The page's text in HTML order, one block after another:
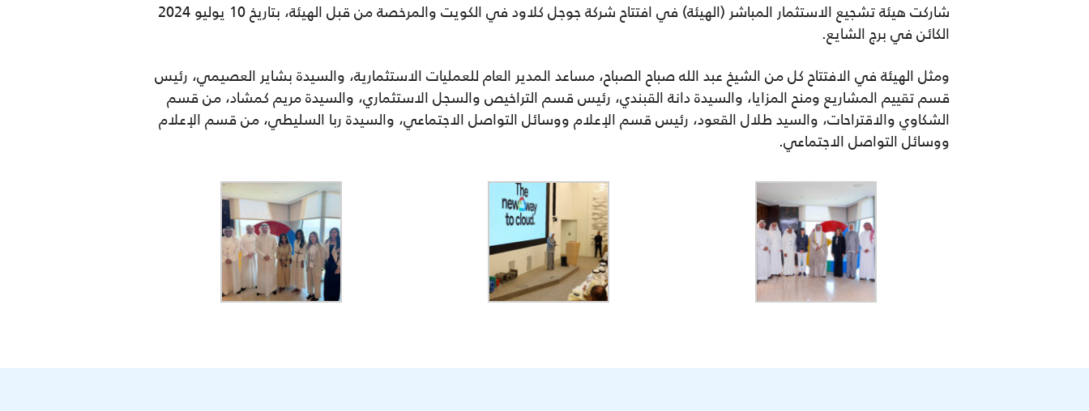
شاركت هيئة تشجيع الاستثمار المباشر (الهيئة) في افتتاح شركة جوجل كلاود في الكويت والمرخصة من قبل الهيئة، بتاريخ10 يوليو 2024
الكائن في برج الشايع.
ومثل الهيئة في الافتتاح كل من الشيخ عبد الله صباح الصباح، مساعد المدير العام للعمليات الاستثمارية، والسيدة بشاير العصيمي، رئيس
قسم تقييم المشاريع ومنح المزايا، والسيدة دانة القبندي، رئيس قسم التراخيص والسجل الاستثماري، والسيدة مريم كمشاد، من قسم
الشكاوي والاقتراحات، والسيد طلال القعود، رئيس قسم الإعلام ووسائل التواصل الاجتماعي، والسيدة ربا السليطي، من قسم الإعلام
ووسائل التواصل الاجتماعي.